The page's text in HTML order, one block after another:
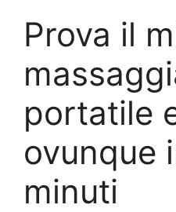
Prova il
portatile
ovunque
minuti